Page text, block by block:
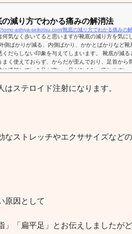
の減り方でわかる痛みの解消法
tomo-ashiya-seikotsu.com/靴底の減り方でわかる痛みの
何気なく歩いてると思いますが靴底の減り方を気に
側ばかりが減る、内側ばかり、かかとばかりなど靴
くだらしない印象を与えてしまいます。 靴底が減る
まく使えておらず、からだが歪んでおり、足首から
に連鎖していき足が痛い・足がむくむ・疲れやすい
がってしまいます。 (adsbygoogle =
はステロイド注射になります。
なストレッチやエクササイズなど
原因として
」「扁平足」とお伝えしましたが